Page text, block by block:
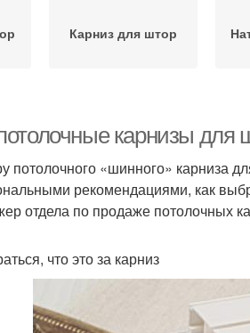
Карниз для штор
карнизы для
потолочного «шинного» карниза
рекомендациями, как
отдела по продаже потолочных
что это за карниз